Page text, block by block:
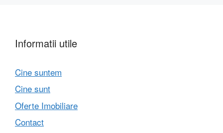
Informatii utile
Cine suntem
Cine sunt
Oferte Imobiliare
Contact